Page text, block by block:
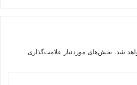
شد. بخش‌های موردنیاز علامت‌گذاری